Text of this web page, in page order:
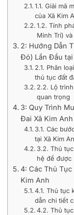
1.1. Giải mã
của Xã Kim
1.2. Tính
Minh Trí)
2: Hướng Dẫn
Đỏ) Lần Đầu tại
2.1. Phân
thủ tục đất
2.2. Lộ
quan trọng
3: Quy Trình
Đai Xã Kim Anh
3.1. Các
tại Xã Kim
3.2. Thủ
hệ để được
4: Các Thủ
Kim Anh
4.1. Thủ tục
dẫn chi tiết
4.2. Thủ